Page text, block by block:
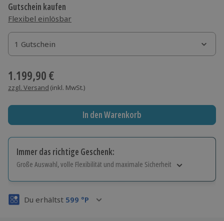
Gutschein kaufen
Flexibel einlösbar
1 Gutschein
1 Gutschein
1 Gutschein
1.199,90 €
zzgl. Versand (inkl. MwSt.)
In den Warenkorb
Immer das richtige Geschenk:
Große Auswahl, volle Flexibilität und maximale Sicherheit
Volle Flexibilität
Du erhältst 599 °P